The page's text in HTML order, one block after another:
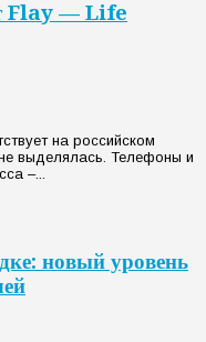
Flay — Life
на российском
выделялась. Телефоны и
–...
новый уровень